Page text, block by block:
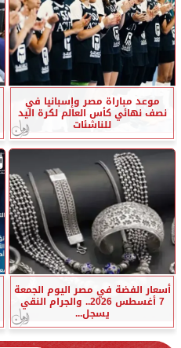
موعد مباراة مصر وإسبانيا في
نصف نهائي كأس العالم لكرة اليد
للناشئات
أسعار الفضة في مصر اليوم الجمعة
7 أغسطس 2026.. والجرام النقي
يسجل...